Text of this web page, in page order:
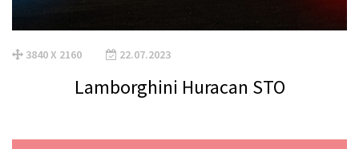
3840 X 2160 22.07.2023
Lamborghini Huracan STO